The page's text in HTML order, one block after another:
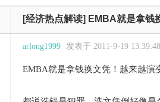
[经济热点解读] EMBA就是拿钱
arlong1999 发表于 2011-9-19 13:39:48
EMBA就是拿钱换文凭！越来越演